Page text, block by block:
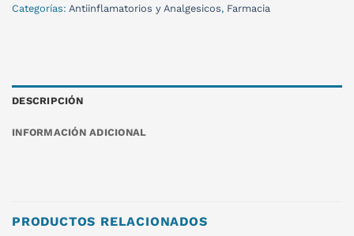
Categorías: Antiinflamatorios y Analgesicos, Farmacia
DESCRIPCIÓN
INFORMACIÓN ADICIONAL
PRODUCTOS RELACIONADOS